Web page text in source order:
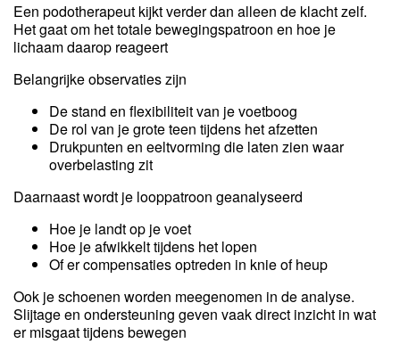
Een podotherapeut kijkt verder dan alleen de klacht zelf.
Het gaat om het totale bewegingspatroon en hoe je
lichaam daarop reageert
Belangrijke observaties zijn
De stand en flexibiliteit van je voetboog
De rol van je grote teen tijdens het afzetten
Drukpunten en eeltvorming die laten zien waar
overbelasting zit
Daarnaast wordt je looppatroon geanalyseerd
Hoe je landt op je voet
Hoe je afwikkelt tijdens het lopen
Of er compensaties optreden in knie of heup
Ook je schoenen worden meegenomen in de analyse.
Slijtage en ondersteuning geven vaak direct inzicht in wat
er misgaat tijdens bewegen